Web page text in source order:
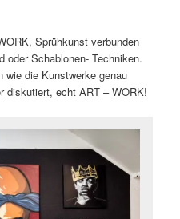
Sprühkunst verbunden
oder Schablonen- Techniken.
die Kunstwerke genau
diskutiert, echt ART – WORK!